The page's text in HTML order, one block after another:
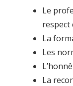
Le
respect
La
Les
La